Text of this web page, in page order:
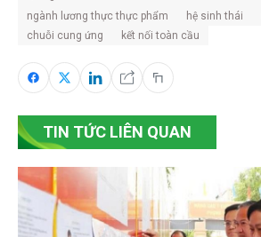
ngành lương thực thực phẩm
hệ sinh thái
chuỗi cung ứng
kết nối toàn cầu
TIN TỨC LIÊN QUAN